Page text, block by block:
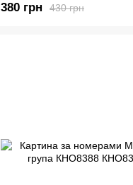
430 грн
380 грн